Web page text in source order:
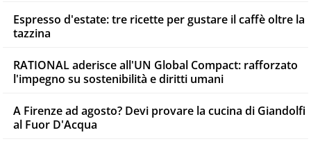
Espresso d'estate: tre ricette per gustare il caffè oltre la
tazzina
RATIONAL aderisce all'UN Global Compact: rafforzato
l'impegno su sostenibilità e diritti umani
A Firenze ad agosto? Devi provare la cucina di Giandolfi
al Fuor D'Acqua